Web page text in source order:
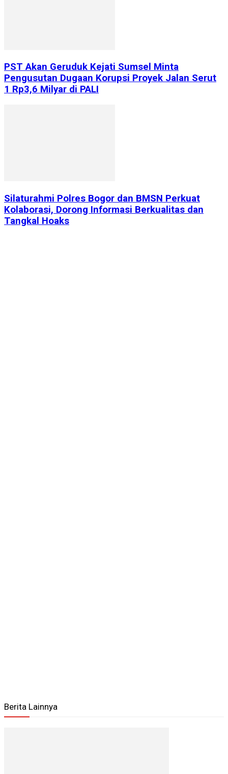
PST Akan Geruduk Kejati Sumsel Minta
Pengusutan Dugaan Korupsi Proyek Jalan Serut
1 Rp3,6 Milyar di PALI
Silaturahmi Polres Bogor dan BMSN Perkuat
Kolaborasi, Dorong Informasi Berkualitas dan
Tangkal Hoaks
Berita Lainnya